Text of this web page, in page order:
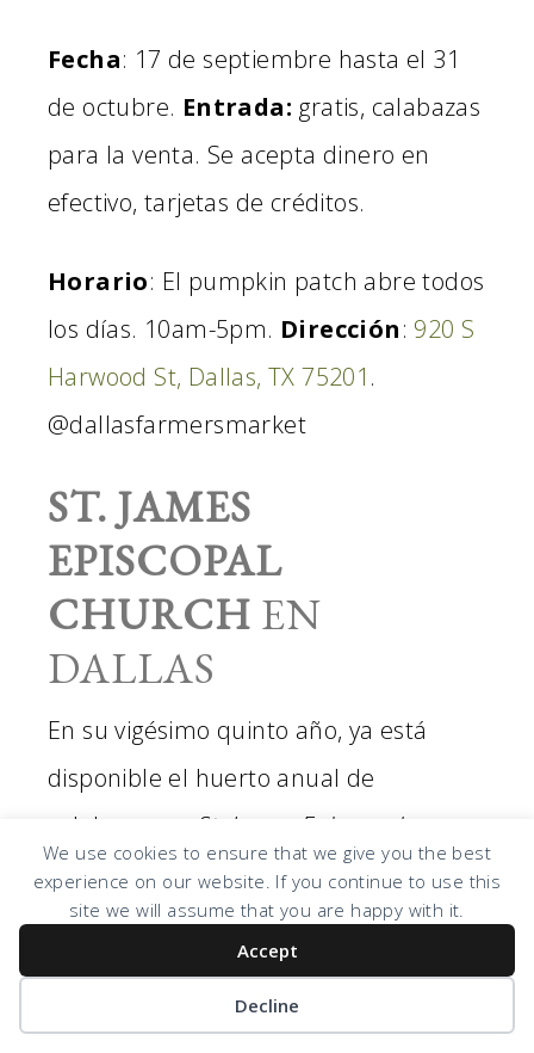
We use cookies to ensure that we give you the best
experience on our website. If you continue to use this
site we will assume that you are happy with it.
Accept
Decline
Fecha: 17 de septiembre hasta el 31
de octubre. Entrada: gratis, calabazas
para la venta. Se acepta dinero en
efectivo, tarjetas de créditos.
Horario: El pumpkin patch abre todos
los días. 10am-5pm. Dirección: 920 S
Harwood St, Dallas, TX 75201 .
@dallasfarmersmarket
ST. JAMES
EPISCOPAL
CHURCH EN
DALLAS
En su vigésimo quinto año, ya está
disponible el huerto anual de
calabazas en
St. James
Episcopal
Churchasí que llévate a tu familia,
incluyendo a tu perro. Los ingresos van
destinados al financiamiento de
ministerios estudiantiles.